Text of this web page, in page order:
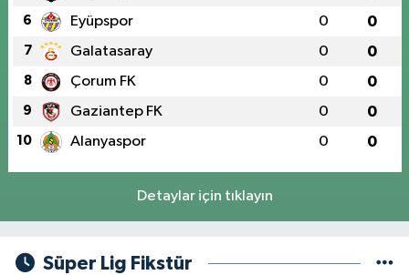
6 Eyüpspor 0 0
7 Galatasaray 0 0
8 Çorum FK 0 0
9 Gaziantep FK 0 0
10 Alanyaspor 0 0
Detaylar için tıklayın
Süper Lig Fikstür